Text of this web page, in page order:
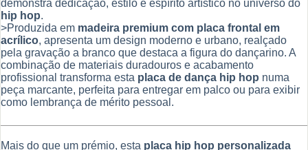
demonstra dedicação, estilo e espírito artístico no universo do
hip hop.
>Produzida em madeira premium com placa frontal em
acrílico, apresenta um design moderno e urbano, realçado
pela gravação a branco que destaca a figura do dançarino. A
combinação de materiais duradouros e acabamento
profissional transforma esta placa de dança hip hop numa
peça marcante, perfeita para entregar em palco ou para exibir
como lembrança de mérito pessoal.
Mais do que um prémio, esta placa hip hop personalizada